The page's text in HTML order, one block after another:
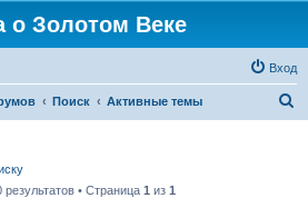
о Золотом Веке
Вход
Поиск Активные темы
результатов • Страница 1 из 1